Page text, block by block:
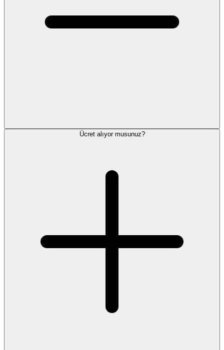
Ücret alıyor musunuz?